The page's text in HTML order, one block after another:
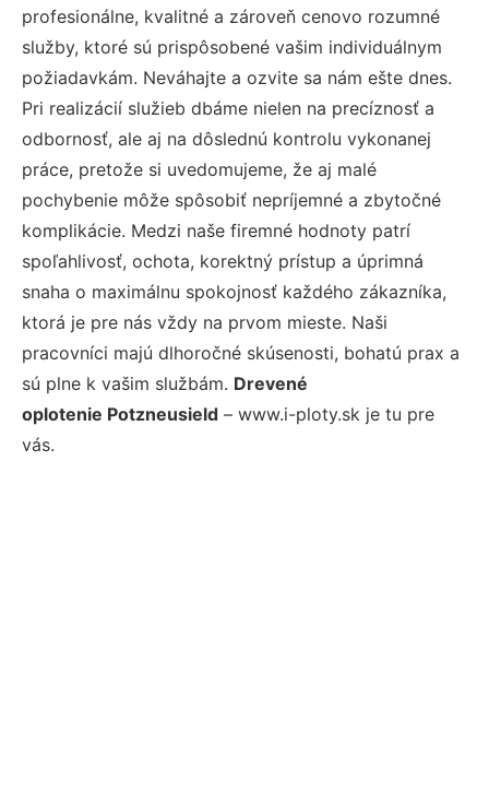
profesionálne, kvalitné a zároveň cenovo rozumné
služby, ktoré sú prispôsobené vašim individuálnym
požiadavkám. Neváhajte a ozvite sa nám ešte dnes.
Pri realizácií služieb dbáme nielen na precíznosť a
odbornosť, ale aj na dôslednú kontrolu vykonanej
práce, pretože si uvedomujeme, že aj malé
pochybenie môže spôsobiť nepríjemné a zbytočné
komplikácie. Medzi naše firemné hodnoty patrí
spoľahlivosť, ochota, korektný prístup a úprimná
snaha o maximálnu spokojnosť každého zákazníka,
ktorá je pre nás vždy na prvom mieste. Naši
pracovníci majú dlhoročné skúsenosti, bohatú prax a
sú plne k vašim službám. Drevené
oplotenie Potzneusield – www.i-ploty.sk je tu pre
vás.